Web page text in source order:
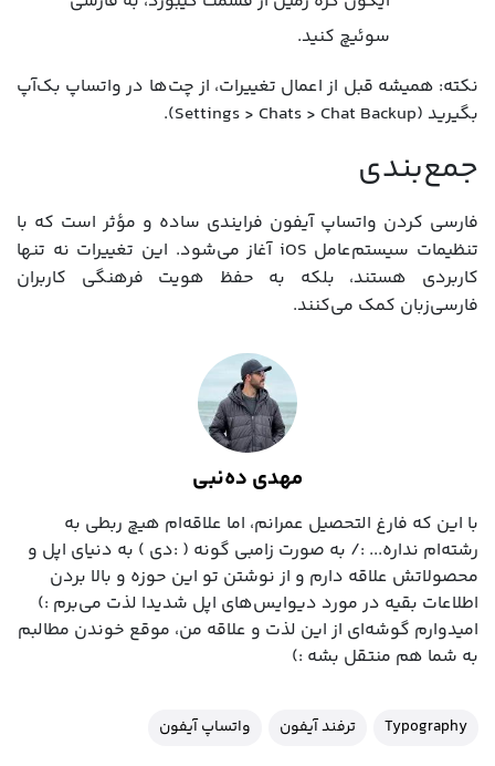
سوئیچ کنید.
نکته: همیشه قبل از اعمال تغییرات، از چت‌ها در واتساپ بک‌آپ
بگیرید (Settings > Chats > Chat Backup).
جمع‌بندی
فارسی کردن واتساپ آیفون فرایندی ساده و مؤثر است که با
تنظیمات سیستم‌عامل iOS آغاز می‌شود. این تغییرات نه تنها
کاربردی هستند، بلکه به حفظ هویت فرهنگی کاربران
فارسی‌زبان کمک می‌کنند.
مهدی ده‌نبی
با این که فارغ التحصیل عمرانم، اما علاقه‌ام هیچ ربطی به
رشته‌ام نداره... :/ به صورت زامبی گونه ( :دی ) به دنیای اپل و
محصولاتش علاقه دارم و از نوشتن تو این حوزه و بالا بردن
اطلاعات بقیه در مورد دیوایس‌های اپل شدیدا لذت می‌برم :)
امیدوارم گوشه‌ای از این لذت و علاقه من، موقع خوندن مطالبم
به شما هم منتقل بشه :)
Typography ترفند آیفون واتساپ آیفون